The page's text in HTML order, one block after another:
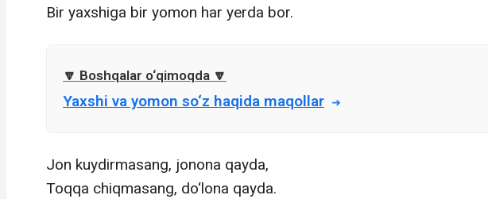
Bir yaxshiga bir yomon har yerda bor.
Yaxshi va yomon so‘z haqida maqollar
Jon kuydirmasang, jonona qayda,
Toqqa chiqmasang, do‘lona qayda.